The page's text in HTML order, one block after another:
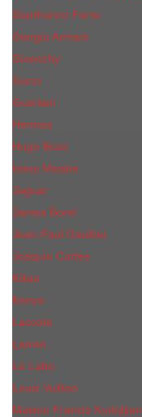
Gianfranco Ferre
Giorgio Armani
Givenchy
Gucci
Guerlain
Hermes
Hugo Boss
Issey Miyake
Jaguar
James Bond
Jean Paul Gaultier
Joaquin Сortes
Kilian
Kenzo
Lacoste
Lanvin
Le Labo
Louis Vuitton
Maison Francis Kurkdjian